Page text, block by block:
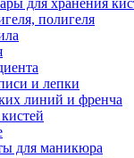
для хранения
полигеля
и лепки
линий и френча
для маникюра